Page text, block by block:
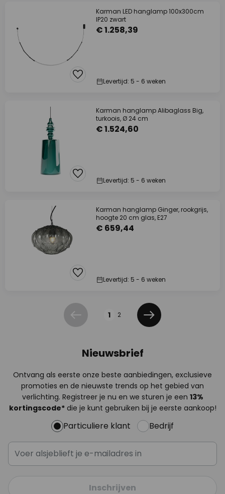
Karman LED hanglamp 100x300cm
IP20 zwart
€ 1.258,39
Levertijd: 5 - 6 weken
Karman hanglamp Alibaglass Big,
turkoois, Ø 24 cm
€ 1.524,60
Levertijd: 5 - 6 weken
Karman hanglamp Ginger, rookgrijs,
hoogte 20 cm glas, E27
€ 659,44
Levertijd: 5 - 6 weken
Vorige 1 2
Volgende
Nieuwsbrief
Ontvang als eerste onze beste aanbiedingen, exclusieve
promoties en de nieuwste trends op het gebied van
verlichting. Registreer je nu en we sturen je een 13%
kortingscode*die je kunt gebruiken bij je eerste aankoop!
Particuliere klant Bedrijf
Inschrijven